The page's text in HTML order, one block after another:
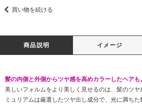
買い物を続ける
商品説明 イメージ
髪の内側と外側からツヤ感を高めカラーしたヘアも
美しいフォルムをより美しく見せるのは、髪のツヤ
ミュリアムは厳選したツヤ出し成分で、光に満ちた